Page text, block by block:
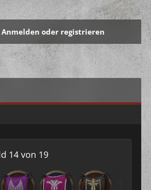
Anmelden oder registrieren
14 von 19